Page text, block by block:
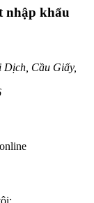
nhập khẩu
Cầu Giấy,